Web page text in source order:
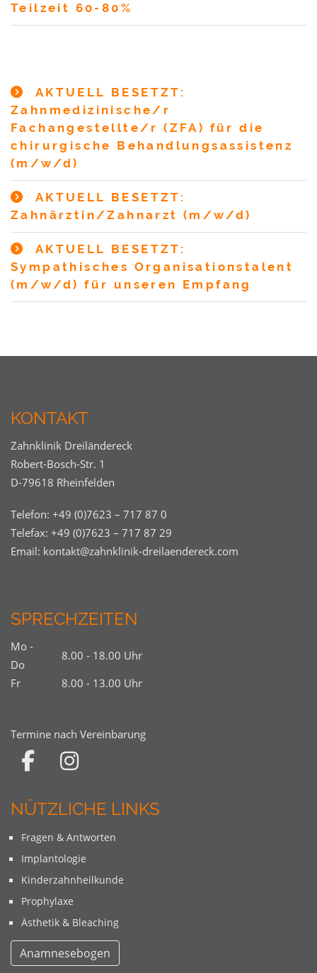
Teilzeit 60-80%
AKTUELL BESETZT:
Zahnmedizinische/r
Fachangestellte/r (ZFA) für die
chirurgische Behandlungsassistenz
(m/w/d)
AKTUELL BESETZT:
Zahnärztin/Zahnarzt (m/w/d)
AKTUELL BESETZT:
Sympathisches Organisationstalent
(m/w/d) für unseren Empfang
KONTAKT
Zahnklinik Dreiländereck
Robert-Bosch-Str. 1
D-79618 Rheinfelden
Telefon: +49 (0)7623 – 717 87 0
Telefax: +49 (0)7623 – 717 87 29
Email: kontakt@zahnklinik-dreilaendereck.com
SPRECHZEITEN
Mo -
Do
8.00 - 18.00 Uhr
Fr
8.00 - 13.00 Uhr
Termine nach Vereinbarung
NÜTZLICHE LINKS
Fragen & Antworten
Implantologie
Kinderzahnheilkunde
Prophylaxe
Ästhetik & Bleaching
Anamnesebogen